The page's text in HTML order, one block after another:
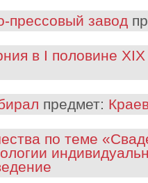
прессовый завод
в I половине XIX
предмет:
по теме